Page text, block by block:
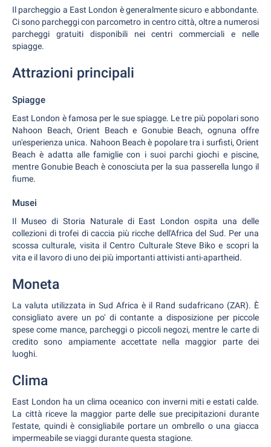
Il parcheggio a East London è generalmente sicuro e abbondante.
Ci sono parcheggi con parcometro in centro città, oltre a numerosi
parcheggi gratuiti disponibili nei centri commerciali e nelle
spiagge.
Attrazioni principali
Spiagge
East London è famosa per le sue spiagge. Le tre più popolari sono
Nahoon Beach, Orient Beach e Gonubie Beach, ognuna offre
un'esperienza unica. Nahoon Beach è popolare tra i surfisti, Orient
Beach è adatta alle famiglie con i suoi parchi giochi e piscine,
mentre Gonubie Beach è conosciuta per la sua passerella lungo il
fiume.
Musei
Il Museo di Storia Naturale di East London ospita una delle
collezioni di trofei di caccia più ricche dell'Africa del Sud. Per una
scossa culturale, visita il Centro Culturale Steve Biko e scopri la
vita e il lavoro di uno dei più importanti attivisti anti-apartheid.
Moneta
La valuta utilizzata in Sud Africa è il Rand sudafricano (ZAR). È
consigliato avere un po' di contante a disposizione per piccole
spese come mance, parcheggi o piccoli negozi, mentre le carte di
credito sono ampiamente accettate nella maggior parte dei
luoghi.
Clima
East London ha un clima oceanico con inverni miti e estati calde.
La città riceve la maggior parte delle sue precipitazioni durante
l'estate, quindi è consigliabile portare un ombrello o una giacca
impermeabile se viaggi durante questa stagione.